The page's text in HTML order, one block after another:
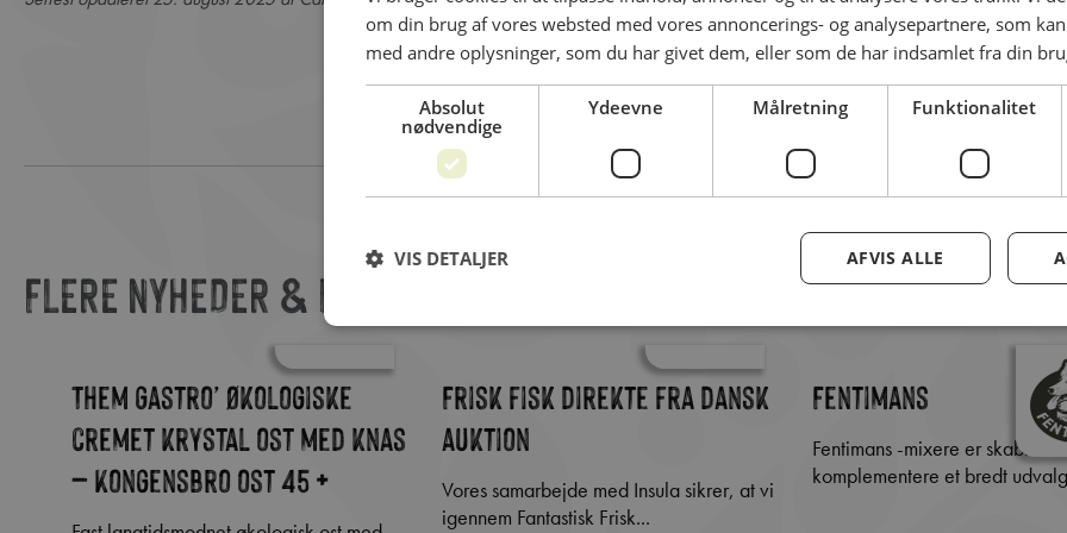
FLERE NYHEDER & INSPIRATION
Them Gastro’ økologiske
cremet krystal ost med knas
– Kongensbro ost 45 +
Frisk fisk direkte fra dansk
auktion
Vores samarbejde med Insula sikrer, at vi
igennem Fantastisk Frisk...
Fentimans
Fentimans -mixere er skabt til at
komplementere et bredt
om din brug af vores websted med vores annoncerings- og analysepartnere, som
med andre oplysninger, som du har givet dem, eller som de har indsamlet fra din
Absolut
nødvendige
Ydeevne Målretning Funktionalitet
AFVIS ALLE
VIS DETALJER